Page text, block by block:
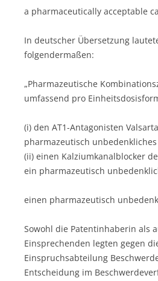
a pharmaceutically acceptable
In deutscher Übersetzung
folgendermaßen:
„Pharmazeutische
umfassend pro
(i) den AT1-Antagonisten
pharmazeutisch unbedenkliches
(ii) einen Kalziumkanalblocker
ein pharmazeutisch
einen pharmazeutisch
Sowohl die Patentinhaberin als
Einsprechenden legten gegen
Einspruchsabteilung
Entscheidung im